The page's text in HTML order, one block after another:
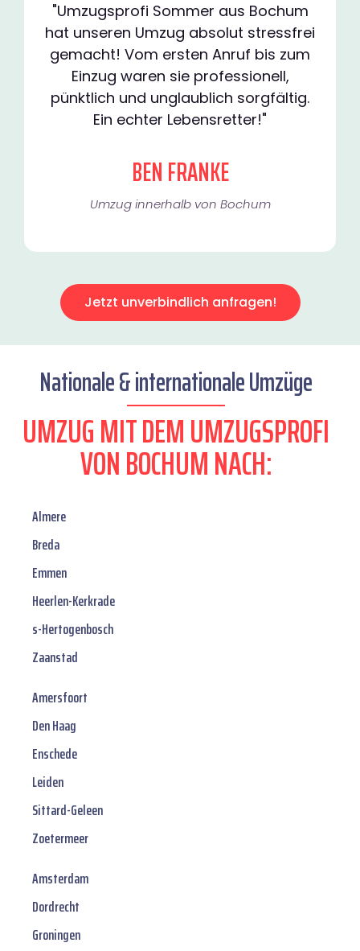
"Umzugsprofi Sommer aus Bochum
hat unseren Umzug absolut stressfrei
gemacht! Vom ersten Anruf bis zum
Einzug waren sie professionell,
pünktlich und unglaublich sorgfältig.
Ein echter Lebensretter!"
BEN FRANKE
Umzug innerhalb von Bochum​
Jetzt unverbindlich anfragen!
Nationale & internationale Umzüge
UMZUG MIT DEM UMZUGSPROFI
VON BOCHUM NACH:
Almere
Breda
Emmen
Heerlen-Kerkrade
s-Hertogenbosch
Zaanstad
Amersfoort
Den Haag
Enschede
Leiden
Sittard-Geleen
Zoetermeer
Amsterdam
Dordrecht
Groningen